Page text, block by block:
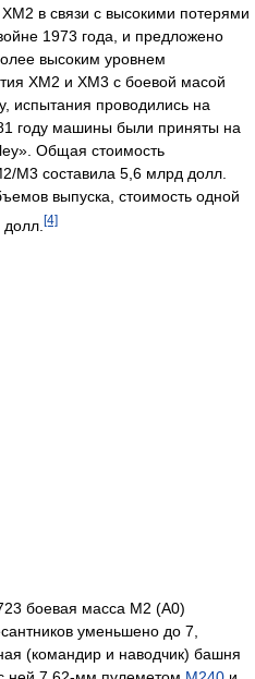
в связи с высокими потерями
1973 года, и предложено
высоким уровнем
ХМ2 и ХМ3 с боевой масой
испытания проводились на
году машины были приняты на
Общая стоимость
М3 составила 5,6 млрд долл.
выпуска, стоимость одной
[4]
боевая масса М2 (А0)
уменьшено до 7,
(командир и наводчик) башня